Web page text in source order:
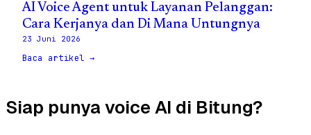
AI Voice Agent untuk Layanan Pelanggan:
Cara Kerjanya dan Di Mana Untungnya
23 Juni 2026
Baca artikel →
Siap punya voice AI di Bitung?